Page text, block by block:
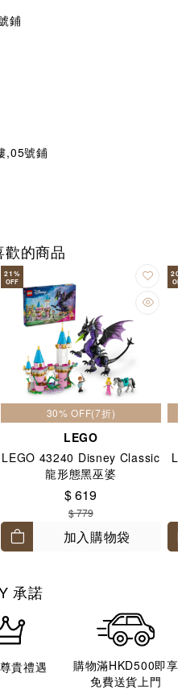
鋪
,05號鋪
歡的商品
21%
OFF
30% OFF(7折)
LEGO
LEGO 43240 Disney Classic
龍形態黑巫婆
$ 619
$ 779
加入購物袋
20
OFF
承諾
貴禮遇
購物滿HKD500即享
免費送貨上門